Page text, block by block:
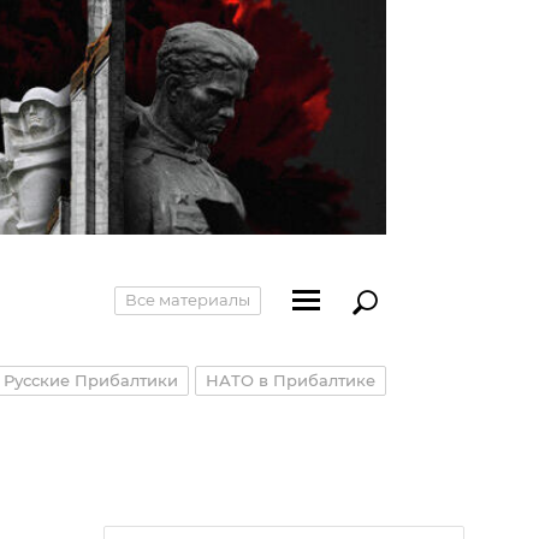
Все материалы
Русские Прибалтики НАТО в Прибалтике